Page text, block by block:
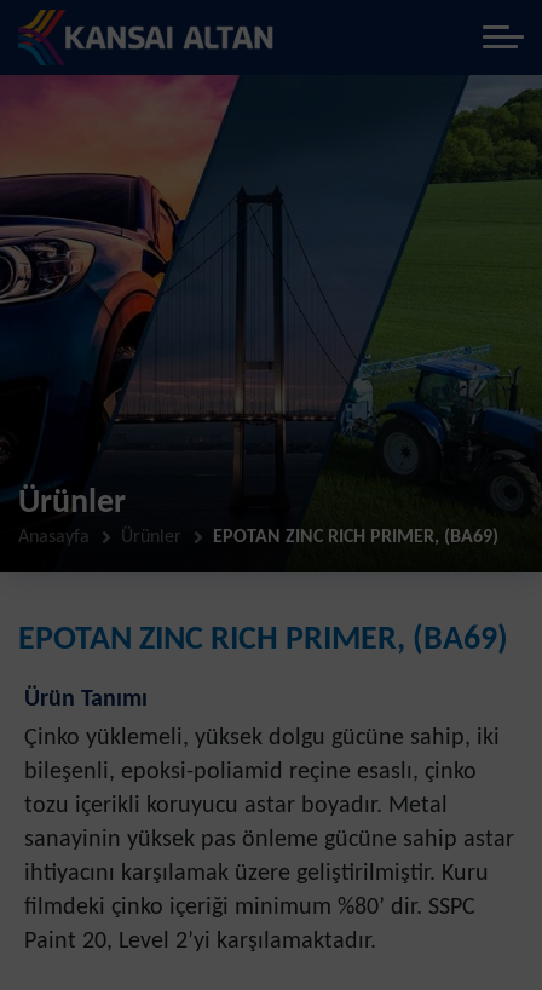
Ürünler
Anasayfa Ürünler EPOTAN ZINC RICH PRIMER, (BA69)
EPOTAN ZINC RICH PRIMER, (BA69)
Ürün Tanımı
Çinko yüklemeli, yüksek dolgu gücüne sahip, iki
bileşenli, epoksi-poliamid reçine esaslı, çinko
tozu içerikli koruyucu astar boyadır. Metal
sanayinin yüksek pas önleme gücüne sahip astar
ihtiyacını karşılamak üzere geliştirilmiştir. Kuru
filmdeki çinko içeriği minimum %80’ dir. SSPC
Paint 20, Level 2’yi karşılamaktadır.